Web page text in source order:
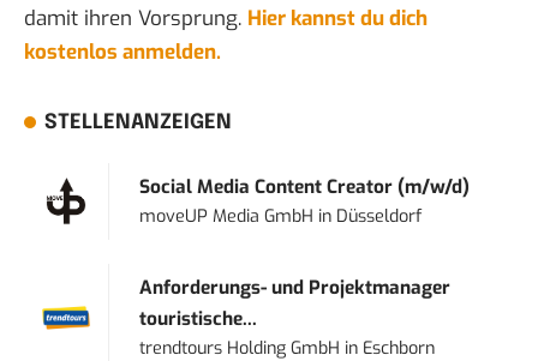
damit ihren Vorsprung. Hier kannst du dich
kostenlos anmelden.
STELLENANZEIGEN
Social Media Content Creator (m/w/d)
moveUP Media GmbH in Düsseldorf
Anforderungs- und Projektmanager
touristische...
trendtours Holding GmbH in Eschborn